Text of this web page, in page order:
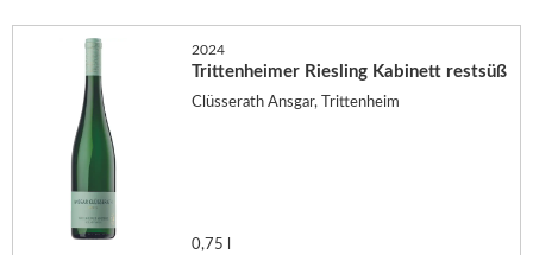
2024
Trittenheimer Riesling Kabinett restsüß
Clüsserath Ansgar, Trittenheim
0,75 l